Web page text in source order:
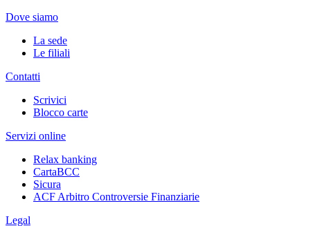
Dove siamo
La sede
Le filiali
Contatti
Scrivici
Blocco carte
Servizi online
Relax banking
CartaBCC
Sicura
ACF Arbitro Controversie Finanziarie
Legal